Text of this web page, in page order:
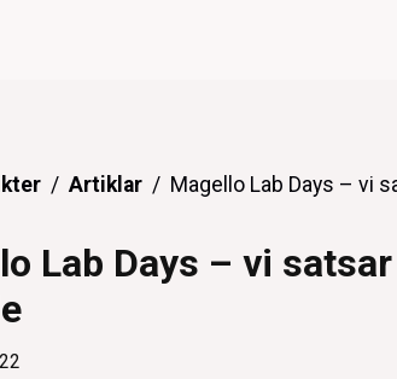
Artiklar Magello Lab Days – vi
Lab Days – vi